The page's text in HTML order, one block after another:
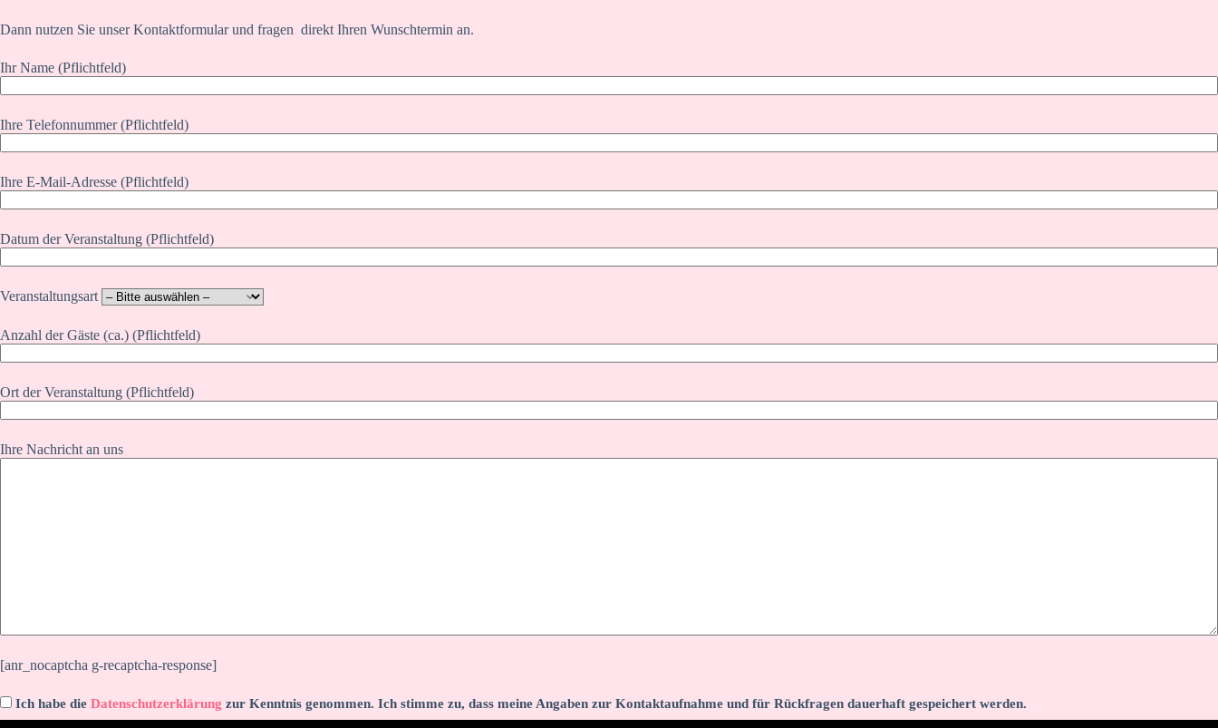
Dann nutzen Sie unser Kontaktformular und fragen direkt Ihren Wunschtermin an.
Ihr Name (Pflichtfeld)
Ihre Telefonnummer (Pflichtfeld)
Ihre E-Mail-Adresse (Pflichtfeld)
Datum der Veranstaltung (Pflichtfeld)
Veranstaltungsart
Anzahl der Gäste (ca.) (Pflichtfeld)
Ort der Veranstaltung (Pflichtfeld)
Ihre Nachricht an uns
[anr_nocaptcha g-recaptcha-response]
Ich habe die Datenschutzerklärung zur Kenntnis genommen. Ich stimme zu, dass meine Angaben zur Kontaktaufnahme und für Rückfragen dauerhaft gespeichert werden.